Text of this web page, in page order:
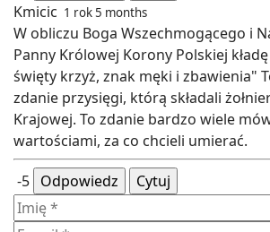
Kmicic 1 rok 5 months
W obliczu Boga Wszechmogącego i
Panny Królowej Korony Polskiej
święty krzyż, znak męki i zbawienia"
zdanie przysięgi, którą składali
Krajowej. To zdanie bardzo wiele
wartościami, za co chcieli umierać.
-5 Odpowiedz Cytuj